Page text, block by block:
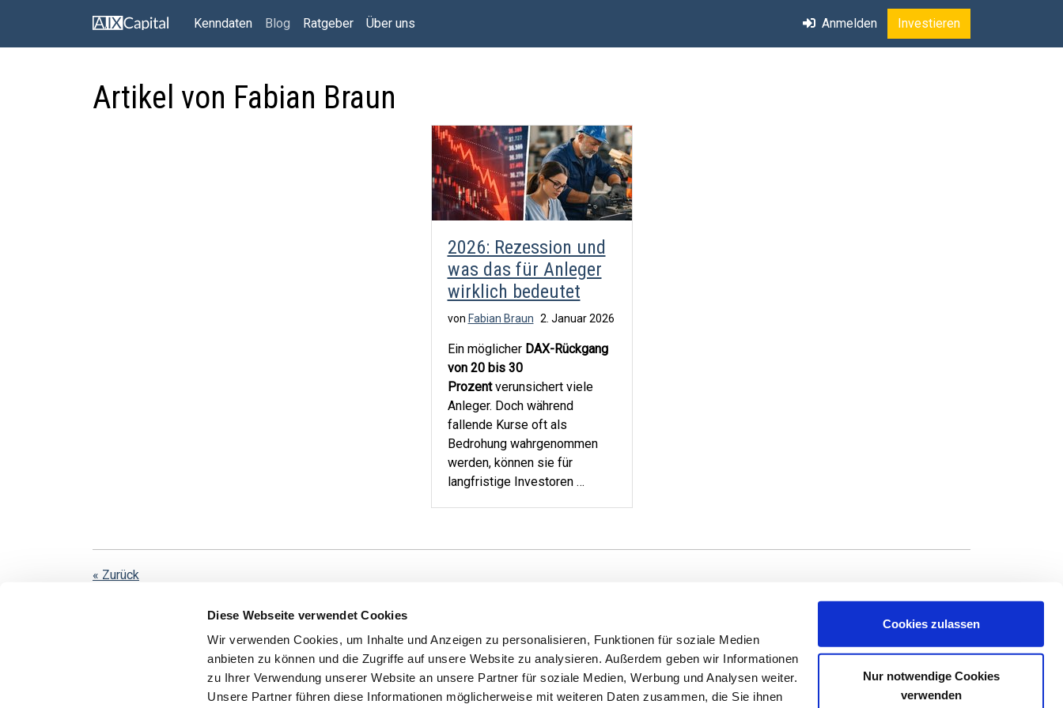
Diese Webseite verwendet Cookies
Wir verwenden Cookies, um Inhalte und Anzeigen zu personalisieren, Funktionen für soziale Medien
anbieten zu können und die Zugriffe auf unsere Website zu analysieren. Außerdem geben wir Informationen
zu Ihrer Verwendung unserer Website an unsere Partner für soziale Medien, Werbung und Analysen weiter.
Unsere Partner führen diese Informationen möglicherweise mit weiteren Daten zusammen, die Sie ihnen
Cookies zulassen
Nur notwendige Cookies
verwenden
Kenndaten Blog Ratgeber Über uns Anmelden Investieren
Artikel von Fabian Braun
2026: Rezession und
was das für Anleger
wirklich bedeutet
von Fabian Braun 2. Januar 2026
Ein möglicher DAX-Rückgang
von 20 bis 30
Prozentverunsichert viele
Anleger. Doch während
fallende Kurse oft als
Bedrohung wahrgenommen
werden, können sie für
langfristige Investoren …
« Zurück
Diese Informationen dienen Werbezwecken. Grundlage für den Kauf sind die jeweils gültigen Verkaufsunterlagen, die ausführliche Hinweise zu den einzelnen
mit der Anlage verbundenen Risiken enthalten. Der Verkaufsprospekt und die wesentlichen Anlegerinformationen sind ausschließlich in deutscher Sprache in
elektronischer Form unterwww.hansainvest.comerhältlich. Der Nettoinventarwert von Investmentfonds unterliegt in unterschiedlichem Maße Schwankungen
und es gibt keine Garantie dafür, dass die Anlageziele erreicht werden. Historische Wertentwicklungen sind kein Indikator für zukünftige Wertentwicklung.